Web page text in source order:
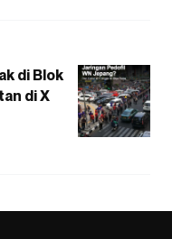
di Blok
di X